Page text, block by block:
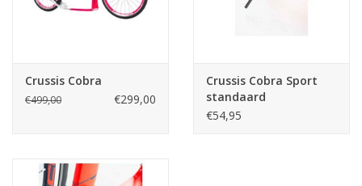
Crussis Cobra
€499,00 €299,00
Crussis Cobra Sport
standaard
€54,95